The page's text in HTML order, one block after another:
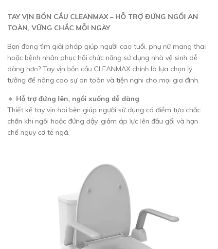
TAY VỊN BỒN CẦU CLEANMAX – HỖ TRỢ ĐỨNG NGỒI AN
TOÀN, VỮNG CHẮC MỖI NGÀY
Bạn đang tìm giải pháp giúp người cao tuổi, phụ nữ mang thai
hoặc bệnh nhân phục hồi chức năng sử dụng nhà vệ sinh dễ
dàng hơn? Tay vịn bồn cầu CLEANMAX chính là lựa chọn lý
tưởng để nâng cao sự an toàn và tiện nghi cho mọi gia đình.
🔹 Hỗ trợ đứng lên, ngồi xuống dễ dàng
Thiết kế tay vịn hai bên giúp người sử dụng có điểm tựa chắc
chắn khi ngồi hoặc đứng dậy, giảm áp lực lên đầu gối và hạn
chế nguy cơ té ngã.